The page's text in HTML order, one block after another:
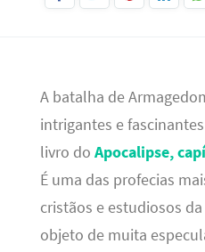
A batalha de
intrigantes e
livro do Apocalipse,
É uma das profecias
cristãos e estudiosos
objeto de muita